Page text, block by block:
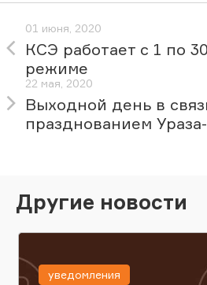
01 июня, 2020
КСЭ работает с 1 по
режиме
22 мая, 2020
Выходной день в
празднованием
Другие новости
уведомления